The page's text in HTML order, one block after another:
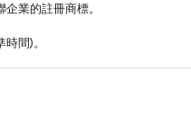
業的註冊商標。
間)。